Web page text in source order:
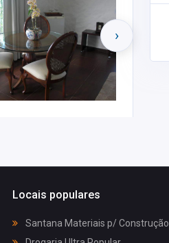
›
Locais populares
Santana Materiais p/ Construção